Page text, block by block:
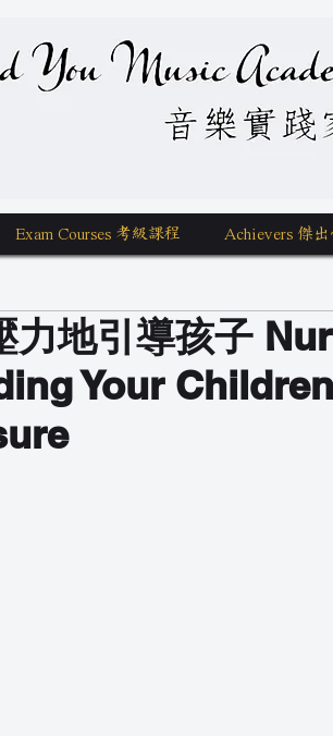
You Music Academy 學唱歌
Exam Courses 考級課程 Achievers 傑出
力地引導孩子
Your Children